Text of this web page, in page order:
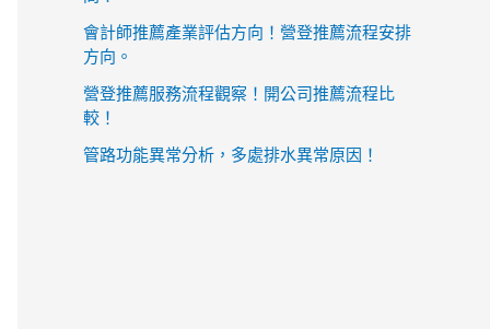
會計師推薦產業評估方向！營登推薦流程安排
方向。
營登推薦服務流程觀察！開公司推薦流程比
較！
管路功能異常分析，多處排水異常原因！